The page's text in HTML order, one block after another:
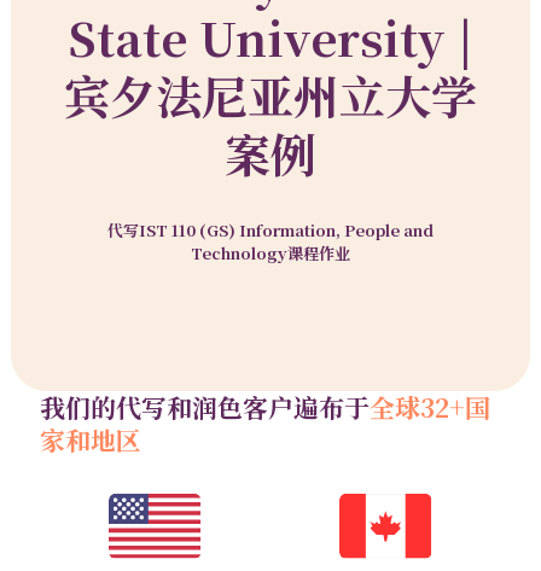
State University |
宾夕法尼亚州立大学
案例
代写IST 110 (GS) Information, People and
Technology课程作业
我们的代写和润色客户遍布于全球32+国
家和地区